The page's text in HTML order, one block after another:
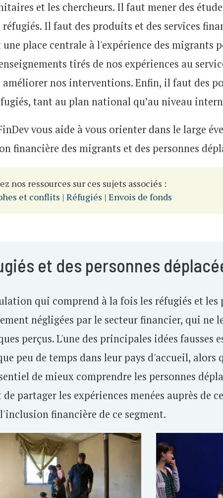
et les chercheurs. Il faut mener des
Il faut des produits et des services
place centrale à l'expérience des migrants
tirés de nos expériences au
nos interventions. Enfin, il faut des
tant au plan national qu’au niveau
vous aide à vous orienter dans le large
financière des migrants et des personnes
nos ressources sur ces sujets associés :
et conflits | Réfugiés | Envois de fonds
et des personnes
qui comprend à la fois les réfugiés et les
négligées par le secteur financier, qui ne
perçus. L'une des principales idées fausses
peu de temps dans leur pays d'accueil, alors
de mieux comprendre les personnes
partager les expériences menées auprès de
financière de ce segment.